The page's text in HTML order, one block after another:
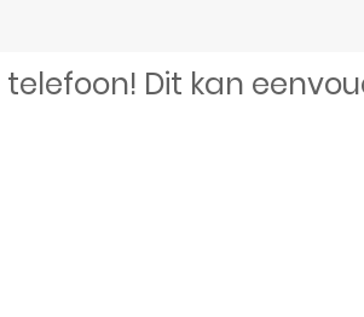
Dit kan